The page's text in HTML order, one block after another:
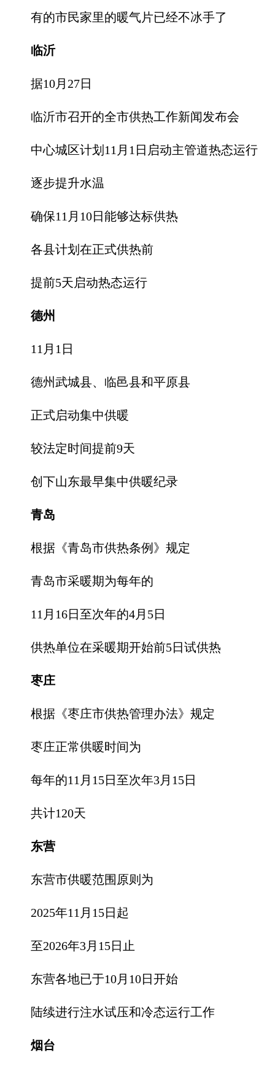
有的市民家里的暖气片已经不冰手了
临沂
据10月27日
临沂市召开的全市供热工作新闻发布会
中心城区计划11月1日启动主管道热态运行
逐步提升水温
确保11月10日能够达标供热
各县计划在正式供热前
提前5天启动热态运行
德州
11月1日
德州武城县、临邑县和平原县
正式启动集中供暖
较法定时间提前9天
创下山东最早集中供暖纪录
青岛
根据《青岛市供热条例》规定
青岛市采暖期为每年的
11月16日至次年的4月5日
供热单位在采暖期开始前5日试供热
枣庄
根据《枣庄市供热管理办法》规定
枣庄正常供暖时间为
每年的11月15日至次年3月15日
共计120天
东营
东营市供暖范围原则为
2025年11月15日起
至2026年3月15日止
东营各地已于10月10日开始
陆续进行注水试压和冷态运行工作
烟台